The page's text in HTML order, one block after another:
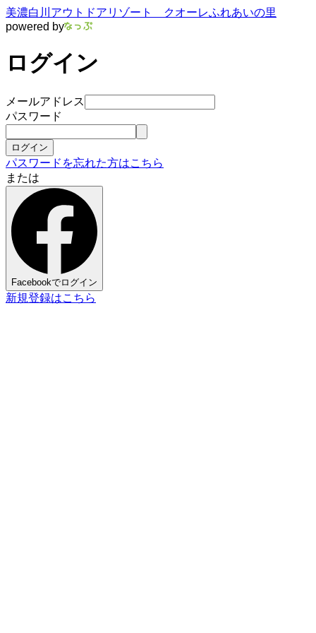
美濃白川アウトドアリゾート クオーレふれあいの里
powered by
ログイン
メールアドレス
パスワード
ログイン
パスワードを忘れた方はこちら
または
Facebookでログイン
新規登録はこちら